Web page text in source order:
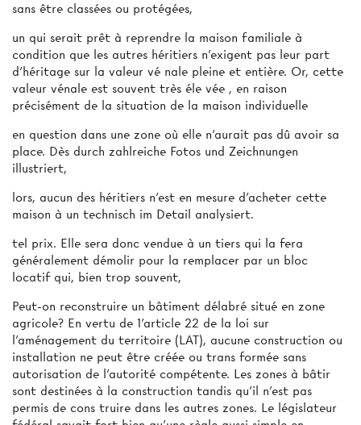
sans être classées ou protégées,
un qui serait prêt à reprendre la maison familiale à
condition que les autres héritiers n'exigent pas leur part
d'héritage sur la valeur vé­ nale pleine et entière. Or, cette
valeur vénale est souvent très éle­ vée , en raison
précisément de la situation de la maison individuelle
en question dans une zone où elle n'aurait pas dû avoir sa
place. Dès durch zahlreiche Fotos und Zeichnungen
illustriert,
lors, aucun des héritiers n'est en mesure d'acheter cette
maison à un technisch im Detail analysiert.
tel prix. Elle sera donc vendue à un tiers qui la fera
généralement démolir pour la remplacer par un bloc
locatif qui, bien trop souvent,
Peut-on reconstruire un bâtiment délabré situé en zone
agricole? En vertu de 1'article 22 de la loi sur
l'aménagement du territoire (LAT), aucune construction ou
installation ne peut être créée ou trans­ formée sans
autorisation de l'autorité compétente. Les zones à bâtir
sont destinées à la construction tandis qu'il n'est pas
permis de cons­ truire dans les autres zones. Le législateur